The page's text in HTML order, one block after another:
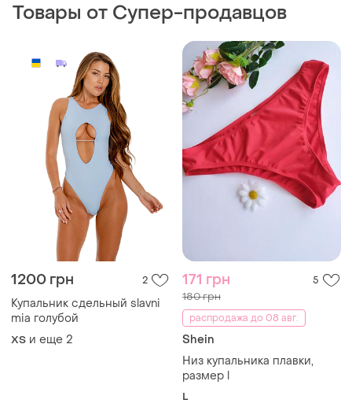
Товары от Супер-продавцов
1200 грн 2
Купальник сдельный slavni
mia голубой
ХS и еще 2
171 грн 5
180 грн
распродажа до 08 авг.
Shein
Низ купальника плавки,
размер l
L